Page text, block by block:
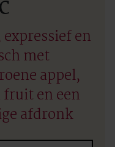
en
met
appel,
en een
afdronk